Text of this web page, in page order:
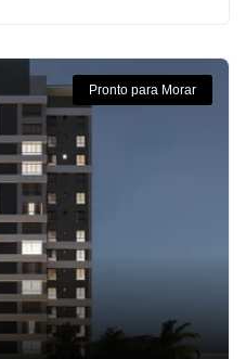
Pronto para Morar